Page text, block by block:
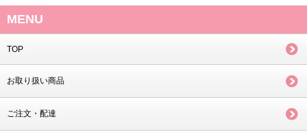
MENU
TOP
お取り扱い商品
ご注文・配達